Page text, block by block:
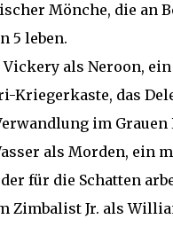
Mönche, die an
5 leben.
als Neroon,
Kriegerkaste, das
im Grauen
als Morden, ein
für die Schatten
Zimbalist Jr. als